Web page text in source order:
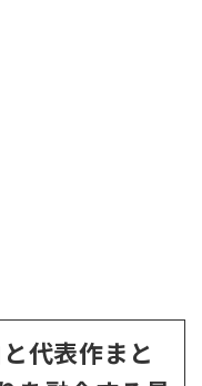
代表作まと